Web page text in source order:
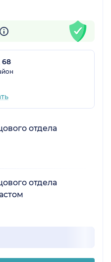
68
отдела
отдела